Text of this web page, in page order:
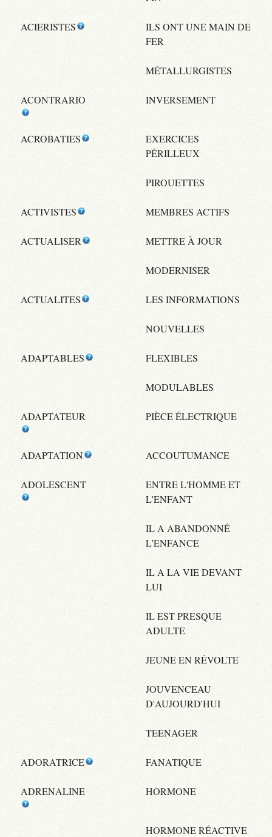
ACIERISTES
ILS ONT UNE MAIN DE
FER
MÉTALLURGISTES
ACONTRARIO INVERSEMENT
ACROBATIES
EXERCICES
PÉRILLEUX
PIROUETTES
ACTIVISTES MEMBRES ACTIFS
ACTUALISER METTRE À JOUR
MODERNISER
ACTUALITES LES INFORMATIONS
NOUVELLES
ADAPTABLES FLEXIBLES
MODULABLES
ADAPTATEUR PIÈCE ÉLECTRIQUE
ADAPTATION ACCOUTUMANCE
ADOLESCENT
ENTRE L'HOMME ET
L'ENFANT
IL A ABANDONNÉ
L'ENFANCE
IL A LA VIE DEVANT
LUI
IL EST PRESQUE
ADULTE
JEUNE EN RÉVOLTE
JOUVENCEAU
D'AUJOURD'HUI
TEENAGER
ADORATRICE FANATIQUE
ADRENALINE HORMONE
HORMONE RÉACTIVE